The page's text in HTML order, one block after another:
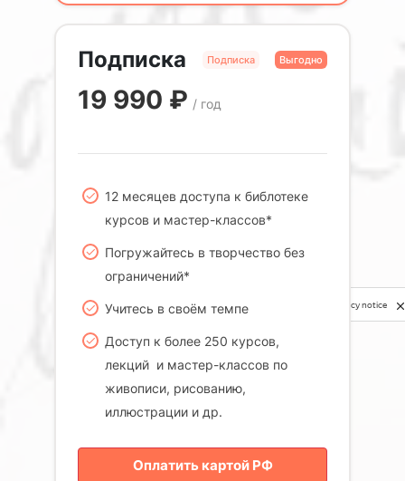
Подписка Подписка Выгодно
19 990 ₽ / год
12 месяцев доступа к библотеке
курсов и мастер-классов*
Погружайтесь в творчество без
ограничений*
Учитесь в своём темпе
Доступ к более 250 курсов,
лекций и мастер-классов по
живописи, рисованию,
иллюстрации и др.
Оплатить картой РФ
Privacy notice